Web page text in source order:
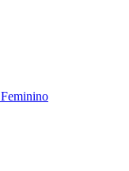
Feminino